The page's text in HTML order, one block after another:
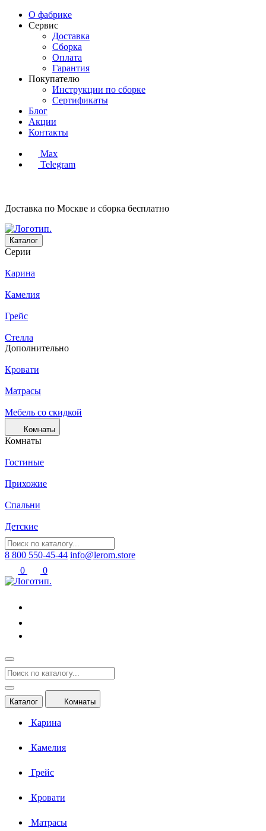
О фабрике
Сервис
Доставка
Сборка
Оплата
Гарантия
Покупателю
Инструкции по сборке
Сертификаты
Блог
Акции
Контакты
Max
Telegram
Доставка по Москве и сборка бесплатно
Каталог
Серии
Карина
Камелия
Грейс
Стелла
Дополнительно
Кровати
Матрасы
Мебель со скидкой
Комнаты
Комнаты
Гостиные
Прихожие
Спальни
Детские
8 800 550-45-44 info@lerom.store
0
0
Каталог Комнаты
Карина
Камелия
Грейс
Кровати
Матрасы